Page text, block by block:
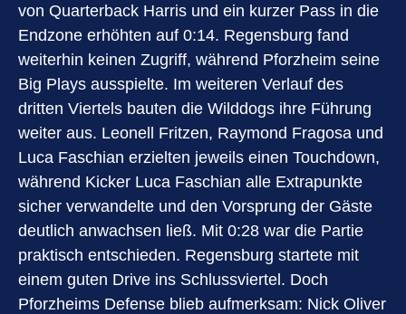
von Quarterback Harris und ein kurzer Pass in die
Endzone erhöhten auf 0:14. Regensburg fand
weiterhin keinen Zugriff, während Pforzheim seine
Big Plays ausspielte. Im weiteren Verlauf des
dritten Viertels bauten die Wilddogs ihre Führung
weiter aus. Leonell Fritzen, Raymond Fragosa und
Luca Faschian erzielten jeweils einen Touchdown,
während Kicker Luca Faschian alle Extrapunkte
sicher verwandelte und den Vorsprung der Gäste
deutlich anwachsen ließ. Mit 0:28 war die Partie
praktisch entschieden. Regensburg startete mit
einem guten Drive ins Schlussviertel. Doch
Pforzheims Defense blieb aufmerksam: Nick Oliver